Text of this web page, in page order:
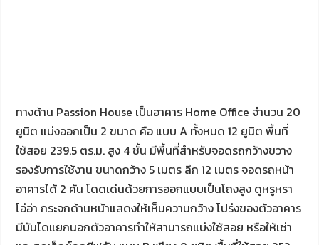
ทางด้าน Passion House เป็นอาคาร Home Office จำนวน 20
ยูนิต แบ่งออกเป็น 2 ขนาด คือ แบบ A ทั้งหมด 12 ยูนิต พื้นที่
ใช้สอย 239.5 ตร.ม. สูง 4 ชั้น มีพื้นที่สำหรับจอดรถกว้างขวาง
รองรับการใช้งาน ขนาดกว้าง 5 เมตร ลึก 12 เมตร จอดรถหน้า
อาคารได้ 2 คัน โดดเด่นด้วยการออกแบบเป็นโถงสูง ดูหรูหรา
โอ่อ่า กระจกด้านหน้าแสดงให้เห็นความกว้าง โปร่งของตัวอาคาร
มีบันไดแยกนอกตัวอาคารทำให้สามารถแบ่งใช้สอย หรือให้เช่า